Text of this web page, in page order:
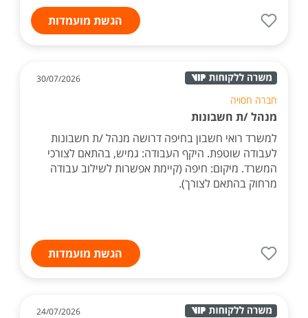
הגשת מועמדות
30/07/2026
חברה חסויה
מנהל /ת חשבונות
למשרד רואי חשבון בחיפה דרושה מנהל /ת חשבונות
לעבודה שוטפת. היקף העבודה: גמיש, בהתאם לצורכי
המשרד. מיקום: חיפה (קיימת אפשרות לשילוב עבודה
מרחוק בהתאם לצורך).
הגשת מועמדות
24/07/2026